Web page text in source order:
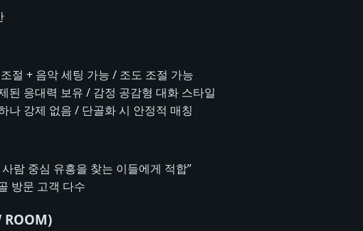
절 + 음악 세팅 가능 / 조도 조절 가능
된 응대력 보유 / 감정 공감형 대화 스타일
나 강제 없음 / 단골화 시 안정적 매칭
람 중심 유흥을 찾는 이들에게 적합”
방문 고객 다수